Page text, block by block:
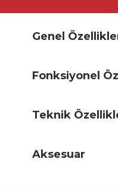
Genel
Fonksiyonel
Teknik
Aksesuar